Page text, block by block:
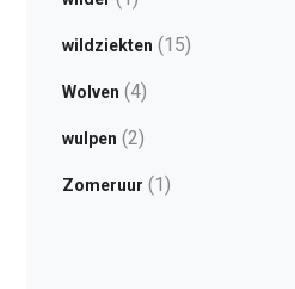
wildziekten (15)
Wolven (4)
wulpen (2)
Zomeruur (1)